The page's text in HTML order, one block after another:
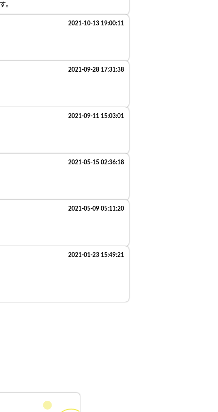
。
2021-10-13 19:00:11
2021-09-28 17:31:38
2021-09-11 15:03:01
2021-05-15 02:36:18
2021-05-09 05:11:20
2021-01-23 15:49:21